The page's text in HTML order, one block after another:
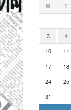
M T
3
4
10
11
17
18
24
25
31